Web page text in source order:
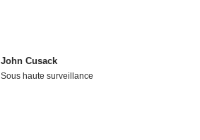
John Cusack
Sous haute surveillance